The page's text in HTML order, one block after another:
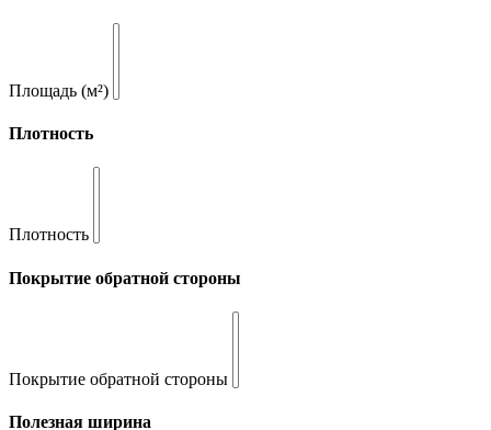
Площадь (м²)
Плотность
Плотность
Покрытие обратной стороны
Покрытие обратной стороны
Полезная ширина